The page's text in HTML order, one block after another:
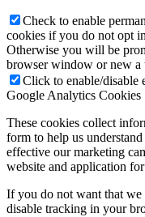
Check to enable
cookies if you do not opt
Otherwise you will be
browser window or new a
Click to enable/disable
Google Analytics Cookies
These cookies collect
form to help us
effective our marketing
website and application
If you do not want that
disable tracking in your